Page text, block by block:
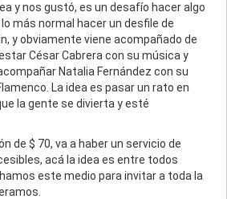
y nos gustó, es un desafío hacer algo
más normal hacer un desfile de
y obviamente viene acompañado de
César Cabrera con su música y
Natalia Fernández con su
La idea es pasar un rato en
la gente se divierta y esté
de $ 70, va a haber un servicio de
acá la idea es entre todos
este medio para invitar a toda la